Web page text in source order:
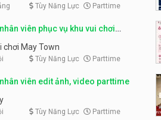
Tùy Năng Lực Parttime
viên phục vụ khu vui chơi
linh động
chơi May Town
Tùy Năng Lực Parttime
viên edit ảnh, video parttime
Tùy Năng Lực Parttime